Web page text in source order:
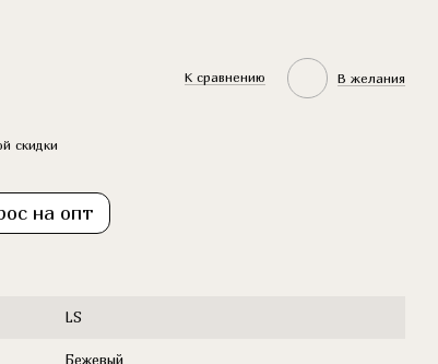
К сравнению В желания
скидки
на опт
LS
Бежевый